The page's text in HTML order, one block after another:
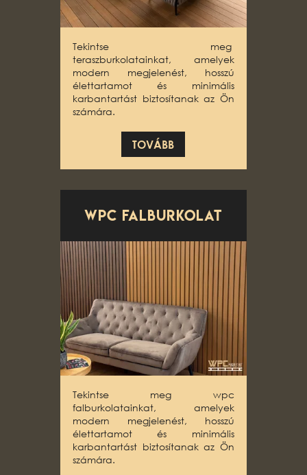
Tekintse meg
teraszburkolatainkat, amelyek
modern megjelenést, hosszú
élettartamot és minimális
karbantartást biztosítanak az Ön
számára.
TOVÁBB
WPC falburkolat
Tekintse meg wpc
falburkolatainkat, amelyek
modern megjelenést, hosszú
élettartamot és minimális
karbantartást biztosítanak az Ön
számára.